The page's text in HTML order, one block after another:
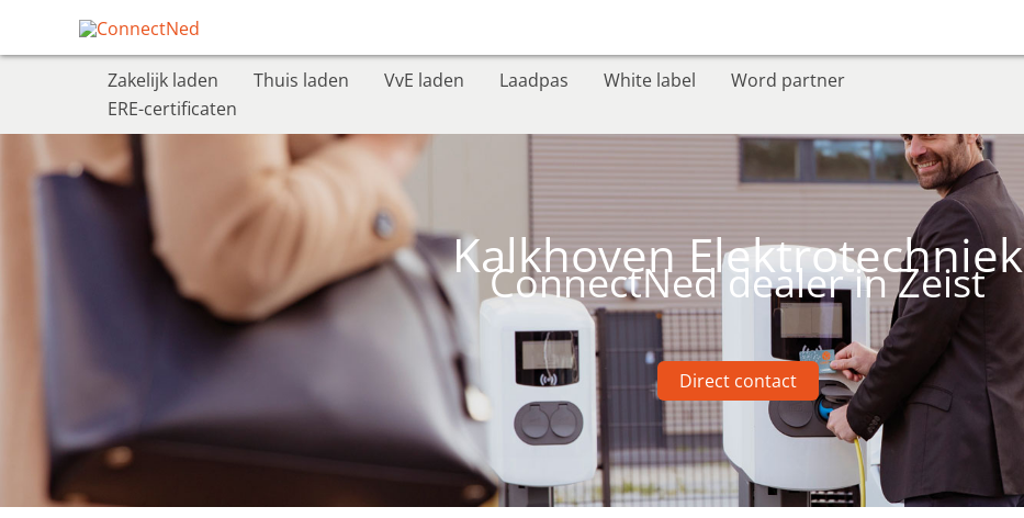
Zakelijk laden Thuis laden VvE laden Laadpas White label
Word partner
ERE-certificaten
Kalkhoven Elektrotechniek
ConnectNed dealer in Zeist
Direct contact